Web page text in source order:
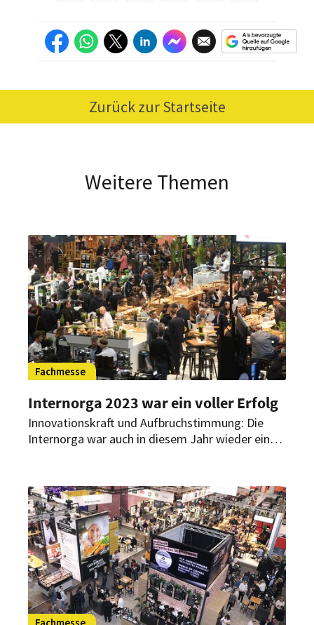
Zurück zur Startseite
Weitere Themen
Fachmesse
Internorga 2023 war ein voller Erfolg
Innovationskraft und Aufbruchstimmung: Die
Internorga war auch in diesem Jahr wieder eine
Gastronomie sowie die Bäcker- und
Konditorenzunft kamen für die Top-Themen der
Branche in den Hamburger Messehallen
zusammen. Veranstalter und ausstellende
Unternehmen ziehen eine durchweg positive
Bilanz und zeigen sich begeistert.